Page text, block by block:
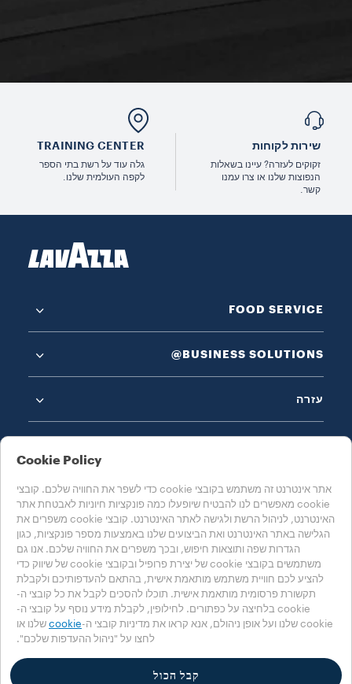
שירות לקוחות
זקוקים לעזרה? עיינו בשאלות
הנפוצות שלנו או צרו עמנו
קשר.
TRAINING CENTER
גלה עוד על רשת בתי הספר
לקפה העולמית שלנו.
FOOD SERVICE
‎@BUSINESS SOLUTIONS
עזרה
בחרו את המדינה שלכם
ישראל
מדיניות הפרטיות מדיניות קובצי Cookie
אזור קובצי Cookie
Accessibility Statement
‎© 2025 LUIGI LAVAZZA SPA, כל הזכויות שמורות – מספר עוסק לצורכי מע"מ
Cookie Policy
אתר אינטרנט זה משתמש בקובצי cookie כדי לשפר את החוויה שלכם. קובצי
cookie מאפשרים לנו להבטיח שיופעלו כמה פונקציות חיוניות לאבטחת אתר
האינטרנט, לניהול הרשת ולגישה לאתר האינטרנט. קובצי cookie משפרים את
הגלישה באתר האינטרנט ואת הביצועים שלנו באמצעות מספר פונקציות, כגון
הגדרות שפה ותוצאות חיפוש, ובכך משפרים את החוויה שלכם. אנו גם
משתמשים בקובצי cookie של יצירת פרופיל ובקובצי cookie של שיווק כדי
להציע לכם חוויית משתמש מותאמת אישית, בהתאם להעדפותיכם ולקבלת
תקשורת פרסומית מותאמת אישית. תוכלו להסכים לקבל את כל קובצי ה-
cookie בלחיצה על כפתורים. לחילופין, לקבלת מידע נוסף על קובצי ה-
cookie שלנו ועל אופן ניהולם, אנא קראו את מדיניות קובצי ה-
cookie שלנו או
לחצו על "ניהול ההעדפות שלכם".
קבל הכול